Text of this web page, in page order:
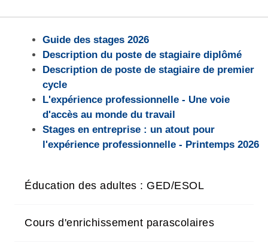
Guide des stages 2026
Description du poste de stagiaire diplômé
Description de poste de stagiaire de premier
cycle
L'expérience professionnelle - Une voie
d'accès au monde du travail
Stages en entreprise : un atout pour
l'expérience professionnelle - Printemps 2026
Éducation des adultes : GED/ESOL
Cours d'enrichissement parascolaires